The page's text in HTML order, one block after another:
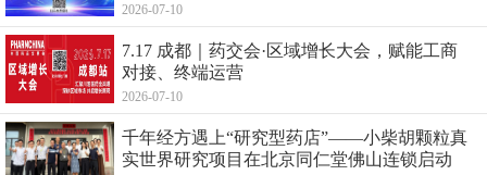
2026-07-10
7.17 成都｜药交会·区域增长大会，赋能工商
对接、终端运营
2026-07-10
千年经方遇上“研究型药店”——小柴胡颗粒真
实世界研究项目在北京同仁堂佛山连锁启动